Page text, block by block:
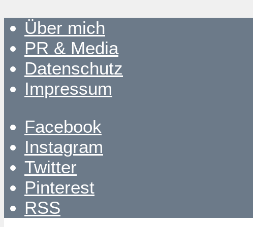
Über mich
PR & Media
Datenschutz
Impressum
Facebook
Instagram
Twitter
Pinterest
RSS